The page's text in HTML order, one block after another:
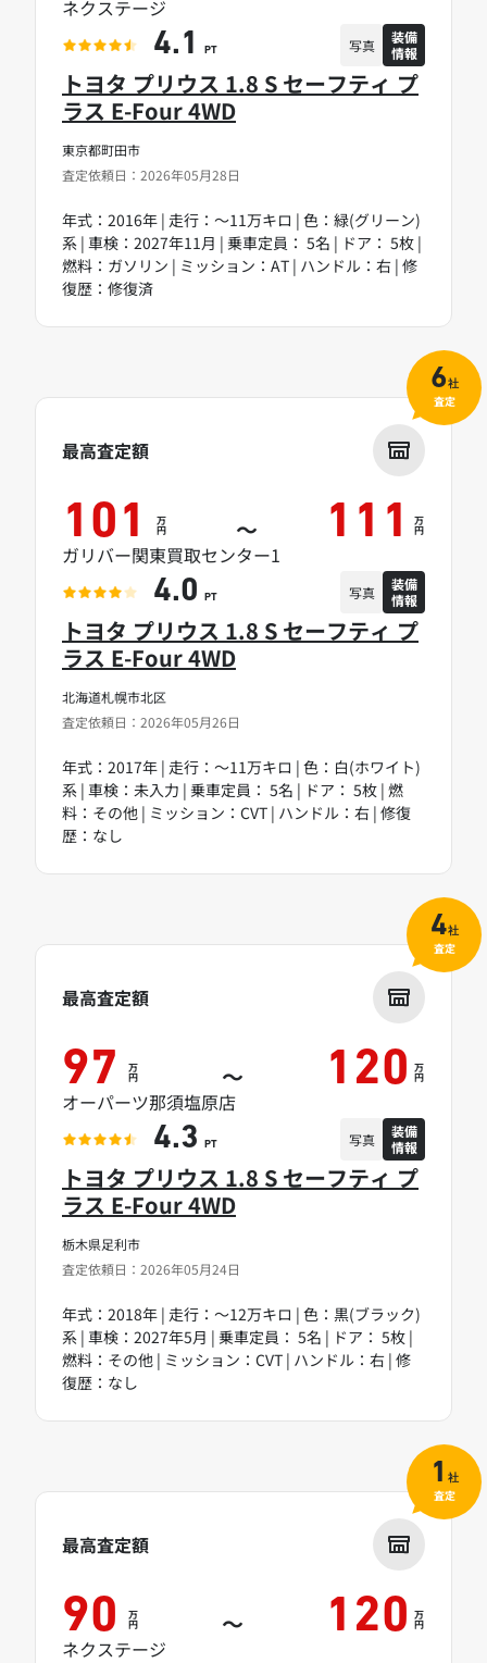
東京都町田市
査定依頼日：2026年05月28日
トヨタ プリウス 1.8 S セーフティ プ
ラス E-Four 4WD
年式：2016年 | 走行：～11万キロ | 色：緑(グリーン)
系 | 車検：2027年11月 | 乗車定員： 5名 | ドア： 5枚 |
燃料：ガソリン | ミッション：AT | ハンドル：右 | 修
復歴：修復済
ネクステージ
4.1 PT 写真
装備
情報
北海道札幌市北区
査定依頼日：2026年05月26日
トヨタ プリウス 1.8 S セーフティ プ
ラス E-Four 4WD
年式：2017年 | 走行：～11万キロ | 色：白(ホワイト)
系 | 車検：未入力 | 乗車定員： 5名 | ドア： 5枚 | 燃
料：その他 | ミッション：CVT | ハンドル：右 | 修復
歴：なし
最高査定額
101 万
円 ～ 111 万
円
ガリバー関東買取センター1
4.0 PT 写真
装備
情報
6社
査定
栃木県足利市
査定依頼日：2026年05月24日
トヨタ プリウス 1.8 S セーフティ プ
ラス E-Four 4WD
年式：2018年 | 走行：～12万キロ | 色：黒(ブラック)
系 | 車検：2027年5月 | 乗車定員： 5名 | ドア： 5枚 |
燃料：その他 | ミッション：CVT | ハンドル：右 | 修
復歴：なし
最高査定額
97 万
円 ～ 120 万
円
オーパーツ那須塩原店
4.3 PT 写真
装備
情報
4社
査定
最高査定額
90 万
円 ～ 120 万
円
ネクステージ
1 社
査定